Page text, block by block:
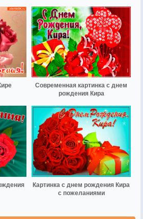
Современная картинка с днем
рождения Кира
Картинка с днем рождения Кира
с пожеланиями